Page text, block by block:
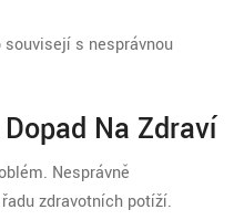
s nesprávnou
Na Zdraví
Nesprávně
zdravotních potíží.